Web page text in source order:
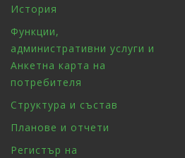
История
Функции,
административни услуги и
Анкетна карта на
потребителя
Структура и състав
Планове и отчети
Регистър на